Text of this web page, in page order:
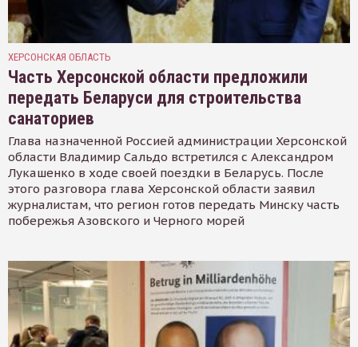
ХЕРСОНСКАЯ ОБЛАСТЬ
Часть Херсонской области предложили
передать Беларуси для строительства
санаториев
Глава назначенной Россией администрации Херсонской
области Владимир Сальдо встретился с Александром
Лукашенко в ходе своей поездки в Беларусь. После
этого разговора глава Херсонской области заявил
журналистам, что регион готов передать Минску часть
побережья Азовского и Черного морей